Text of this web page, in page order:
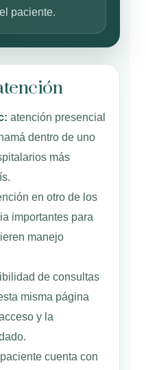
paciente.
atención presencial
dentro de uno
más
en otro de los
importantes para
manejo
de consultas
misma página
y la
cuenta con